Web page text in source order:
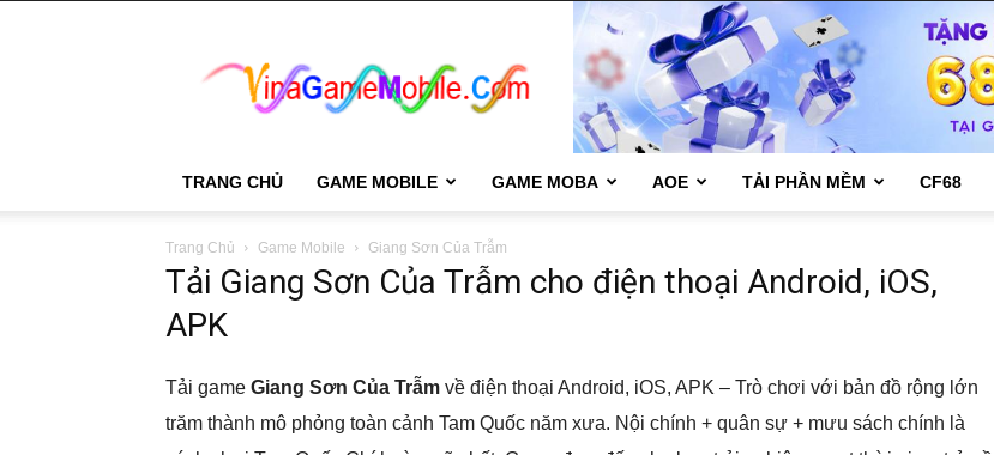
Mobile
TRANG CHỦ GAME MOBILE GAME MOBA AOE TẢI PHẦN MỀM CF68
Trang Chủ Game Mobile Giang Sơn Của Trẫm
Tải Giang Sơn Của Trẫm cho điện thoại Android, iOS,
APK
Tải game Giang Sơn Của Trẫm về điện thoại Android, iOS, APK – Trò chơi với bản đồ rộng lớn
trăm thành mô phỏng toàn cảnh Tam Quốc năm xưa. Nội chính + quân sự + mưu sách chính là